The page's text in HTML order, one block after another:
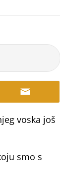
voska još
smo s